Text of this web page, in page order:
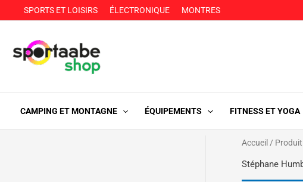
au
SPORTS ET LOISIRS ÉLECTRONIQUE MONTRES
CAMPING ET MONTAGNE ÉQUIPEMENTS FITNESS ET YOGA
Accueil /
Stéphane